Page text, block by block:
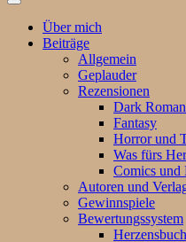
Suchfeld
ein-/ausblenden
Über mich
Beiträge
Allgemein
Geplauder
Rezensionen
Dark
Fantasy
Horror und
Was fürs
Comics und
Autoren und
Gewinnspiele
Bewertungssystem
Herzensbuch